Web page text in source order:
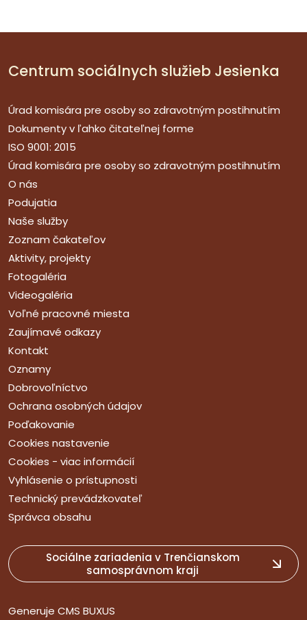
Centrum sociálnych služieb Jesienka
Úrad komisára pre osoby so zdravotným postihnutím
Dokumenty v ľahko čitateľnej forme
ISO 9001: 2015
Úrad komisára pre osoby so zdravotným postihnutím
O nás
Podujatia
Naše služby
Zoznam čakateľov
Aktivity, projekty
Fotogaléria
Videogaléria
Voľné pracovné miesta
Zaujímavé odkazy
Kontakt
Oznamy
Dobrovoľníctvo
Ochrana osobných údajov
Poďakovanie
Cookies nastavenie
Cookies - viac informácií
Vyhlásenie o prístupnosti
Technický prevádzkovateľ
Správca obsahu
Sociálne zariadenia v Trenčianskom
samosprávnom kraji
Generuje CMS BUXUS